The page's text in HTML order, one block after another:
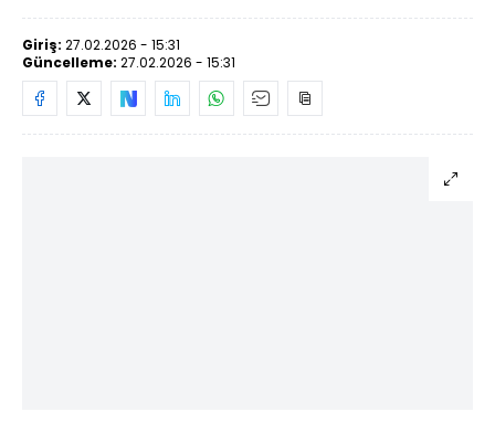
Giriş: 27.02.2026 - 15:31
Güncelleme: 27.02.2026 - 15:31